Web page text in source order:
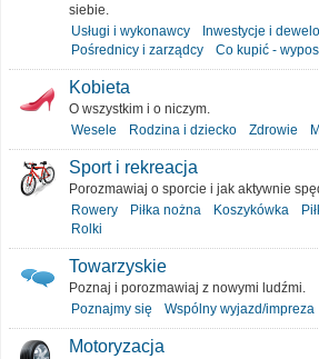
siebie.
Usługi i wykonawcy
Inwestycje i
Pośrednicy i zarządcy
Co kupić -
Kobieta
O wszystkim i o niczym.
Wesele
Rodzina i dziecko Zdrowie
Sport i rekreacja
Porozmawiaj o sporcie i jak aktywnie
Rowery
Piłka nożna Koszykówka
Rolki
Towarzyskie
Poznaj i porozmawiaj z nowymi ludźmi.
Poznajmy się
Wspólny wyjazd/impreza
Motoryzacja